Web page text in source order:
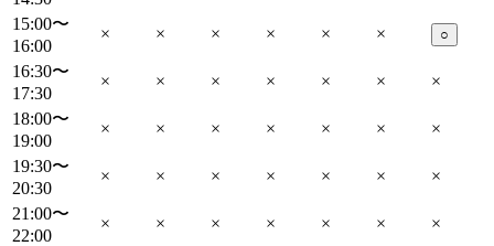
15:00〜
16:00
× × × × × × ○
16:30〜
17:30
× × × × × ×
×
18:00〜
19:00
× × × × × ×
×
19:30〜
20:30
× × × × × ×
×
21:00〜
22:00
× × × × × ×
×